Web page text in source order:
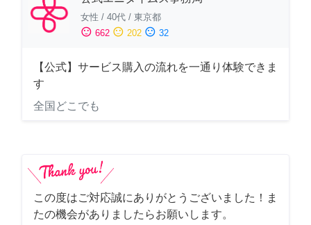
女性 / 40代 / 東京都
sentiment_satisfied 662 sentiment_neutral 202 sentiment_dissatisfied 32
【公式】サービス購入の流れを一通り体験できま
す
全国どこでも
この度はご対応誠にありがとうございました！ま
たの機会がありましたらお願いします。